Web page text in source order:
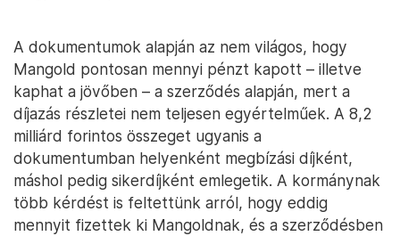
A dokumentumok alapján az nem világos, hogy
Mangold pontosan mennyi pénzt kapott – illetve
kaphat a jövőben – a szerződés alapján, mert a
díjazás részletei nem teljesen egyértelműek. A 8,2
milliárd forintos összeget ugyanis a
dokumentumban helyenként megbízási díjként,
máshol pedig sikerdíjként emlegetik. A kormánynak
több kérdést is feltettünk arról, hogy eddig
mennyit fizettek ki Mangoldnak, és a szerződésben